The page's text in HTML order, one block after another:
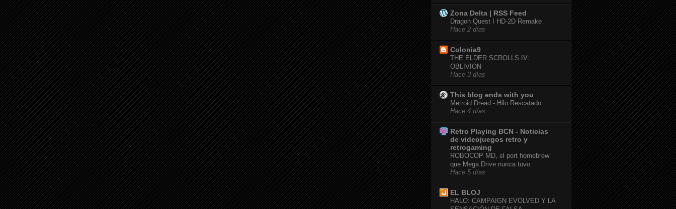
Zona Delta | RSS Feed
Dragon Quest I HD-2D Remake
Hace 2 días
Colonia9
THE ELDER SCROLLS IV:
OBLIVION
Hace 3 días
This blog ends with you
Metroid Dread - Hilo Rescatado
Hace 4 días
Retro Playing BCN - Noticias
de videojuegos retro y
retrogaming
ROBOCOP MD, el port homebrew
que Mega Drive nunca tuvo
Hace 5 días
EL BLOJ
HALO: CAMPAIGN EVOLVED Y LA